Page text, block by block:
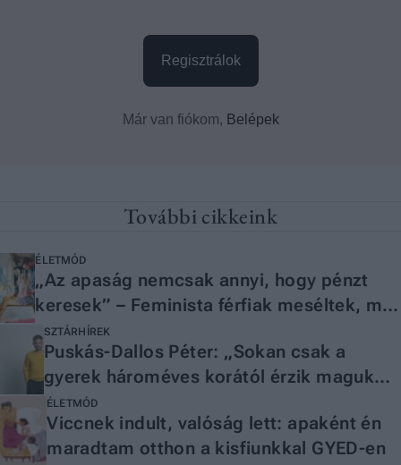
További cikkeink
ÉLETMÓD
„Az apaság nemcsak annyi, hogy pénzt
keresek” – Feminista férfiak meséltek, mit
jelent számukra az apaság
SZTÁRHÍREK
Puskás-Dallos Péter: „Sokan csak a
gyerek hároméves korától érzik magukat
apának”
ÉLETMÓD
Viccnek indult, valóság lett: apaként én
maradtam otthon a kisfiunkkal GYED-en